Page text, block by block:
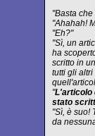
"Basta
"Ahahah!
"Eh?"
"Sì, un
ha
scritto in
tutti gli
"L'articolo
stato
"Sì, è suo!
da